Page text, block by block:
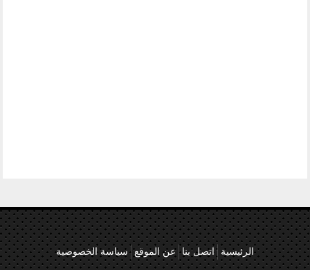
الرئيسية اتصل بنا عن الموقع سياسة الخصوصية